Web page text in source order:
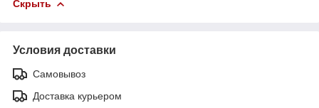
Скрыть
Условия доставки
Самовывоз
Доставка курьером